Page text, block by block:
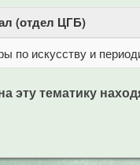
(отдел ЦГБ)
по искусству и
эту тематику